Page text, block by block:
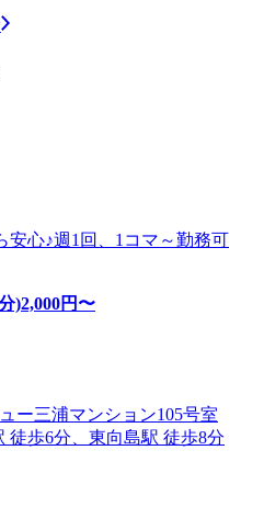
安心♪週1回、1コマ～勤務可
)2,000円〜
ー三浦マンション105号室
徒歩6分、東向島駅 徒歩8分